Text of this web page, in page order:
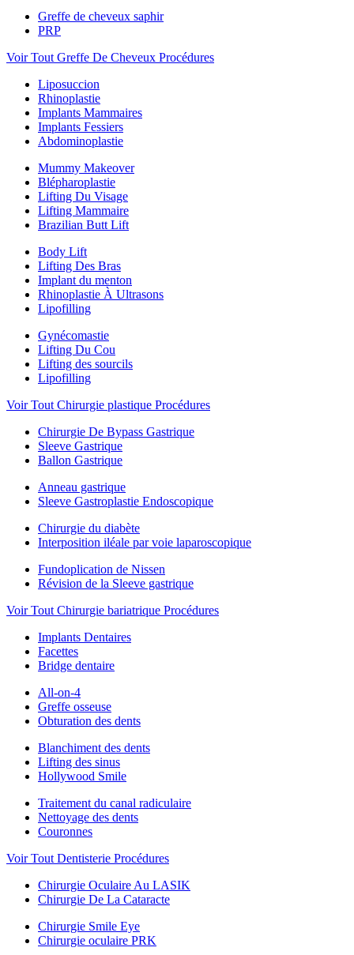
Greffe de cheveux saphir
PRP
Voir Tout Greffe De Cheveux Procédures
Liposuccion
Rhinoplastie
Implants Mammaires
Implants Fessiers
Abdominoplastie
Mummy Makeover
Blépharoplastie
Lifting Du Visage
Lifting Mammaire
Brazilian Butt Lift
Body Lift
Lifting Des Bras
Implant du menton
Rhinoplastie À Ultrasons
Lipofilling
Gynécomastie
Lifting Du Cou
Lifting des sourcils
Lipofilling
Voir Tout Chirurgie plastique Procédures
Chirurgie De Bypass Gastrique
Sleeve Gastrique
Ballon Gastrique
Anneau gastrique
Sleeve Gastroplastie Endoscopique
Chirurgie du diabète
Interposition iléale par voie laparoscopique
Fundoplication de Nissen
Révision de la Sleeve gastrique
Voir Tout Chirurgie bariatrique Procédures
Implants Dentaires
Facettes
Bridge dentaire
All-on-4
Greffe osseuse
Obturation des dents
Blanchiment des dents
Lifting des sinus
Hollywood Smile
Traitement du canal radiculaire
Nettoyage des dents
Couronnes
Voir Tout Dentisterie Procédures
Chirurgie Oculaire Au LASIK
Chirurgie De La Cataracte
Chirurgie Smile Eye
Chirurgie oculaire PRK